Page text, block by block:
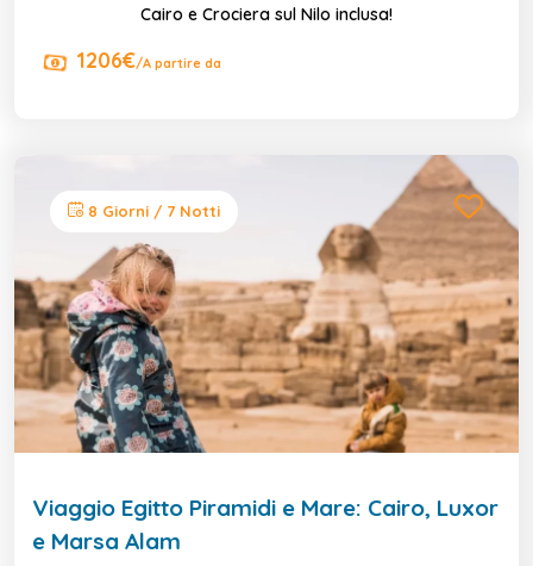
Cairo e Crociera sul Nilo inclusa!
1206€/A partire da
8 Giorni / 7 Notti
Viaggio Egitto Piramidi e Mare: Cairo, Luxor
e Marsa Alam